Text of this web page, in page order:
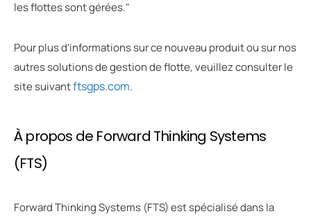
les flottes sont gérées."
Pour plus d'informations sur ce nouveau produit ou sur nos
autres solutions de gestion de flotte, veuillez consulter le
site suivantftsgps.com.
À propos de Forward Thinking Systems
(FTS)
Forward Thinking Systems (FTS) est spécialisé dans la